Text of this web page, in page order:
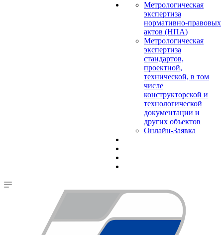
Метрологическая
экспертиза
нормативно-правовых
актов (НПА)
Метрологическая
экспертиза
стандартов,
проектной,
технической, в том
числе
конструкторской и
технологической
документации и
других объектов
Онлайн-Заявка